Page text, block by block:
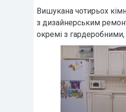
Вишукана чотирьох
з дизайнерським
окремі з